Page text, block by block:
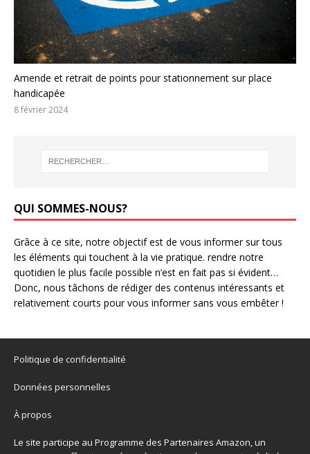
Amende et retrait de points pour stationnement sur place
handicapée
8 février 2024
QUI SOMMES-NOUS?
Grâce à ce site, notre objectif est de vous informer sur tous
les éléments qui touchent à la vie pratique. rendre notre
quotidien le plus facile possible n’est en fait pas si évident…
Donc, nous tâchons de rédiger des contenus intéressants et
relativement courts pour vous informer sans vous embêter !
Politique de confidentialité
Données personnelles
À propos
Le site participe au Programme des Partenaires Amazon, un